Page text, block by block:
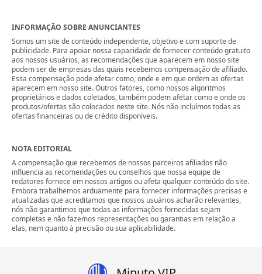
INFORMAÇÃO SOBRE ANUNCIANTES
Somos um site de conteúdo independente, objetivo e com suporte de
publicidade. Para apoiar nossa capacidade de fornecer conteúdo gratuito
aos nossos usuários, as recomendações que aparecem em nosso site
podem ser de empresas das quais recebemos compensação de afiliado.
Essa compensação pode afetar como, onde e em que ordem as ofertas
aparecem em nosso site. Outros fatores, como nossos algoritmos
proprietários e dados coletados, também podem afetar como e onde os
produtos/ofertas são colocados neste site. Nós não incluímos todas as
ofertas financeiras ou de crédito disponíveis.
NOTA EDITORIAL
A compensação que recebemos de nossos parceiros afiliados não
influencia as recomendações ou conselhos que nossa equipe de
redatores fornece em nossos artigos ou afeta qualquer conteúdo do site.
Embora trabalhemos arduamente para fornecer informações precisas e
atualizadas que acreditamos que nossos usuários acharão relevantes,
nós não garantimos que todas as informações fornecidas sejam
completas e não fazemos representações ou garantias em relação a
elas, nem quanto à precisão ou sua aplicabilidade.